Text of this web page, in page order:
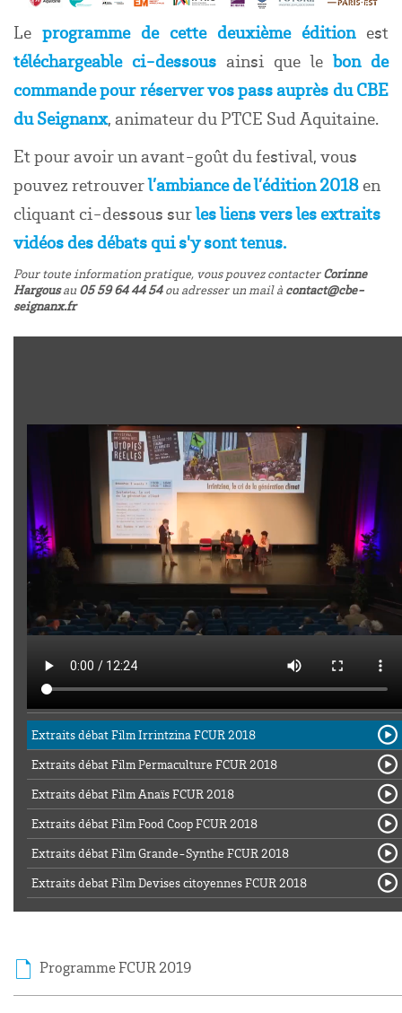
Le programme de cette deuxième éditionest
téléchargeable ci-dessous ainsi que le bon de
commandepour réserver vos pass auprès du CBE
du Seignanx, animateur du PTCE Sud Aquitaine.
Et pour avoir un avant-goût du festival, vous
pouvez retrouverl’ambiance de l’édition 2018 en
cliquant ci-dessous surles liens vers les extraits
vidéos des débats qui s'y sont tenus.
Pour toute information pratique, vous pouvez contacterCorinne
Hargousau05 59 64 44 54ou adresser un mail à contact@cbe-
seignanx.fr
Extraits débat Film Irrintzina FCUR 2018
Extraits débat Film Permaculture FCUR 2018
Extraits débat Film Anaïs FCUR 2018
Extraits débat Film Food Coop FCUR 2018
Extraits débat Film Grande-Synthe FCUR 2018
Extraits debat Film Devises citoyennes FCUR 2018
Programme FCUR 2019